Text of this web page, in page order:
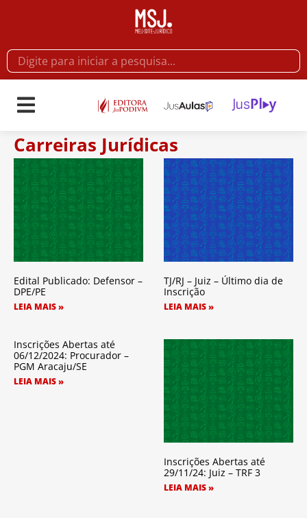
Carreiras Jurídicas
Edital Publicado: Defensor –
DPE/PE
LEIA MAIS »
TJ/RJ – Juiz – Último dia de
Inscrição
LEIA MAIS »
Inscrições Abertas até
06/12/2024: Procurador –
PGM Aracaju/SE
LEIA MAIS »
Inscrições Abertas até
29/11/24: Juiz – TRF 3
LEIA MAIS »